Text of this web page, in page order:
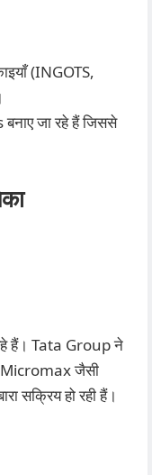
(INGOTS,
बनाए जा रहे हैं जिससे
हैं। Tata Group ने
Micromax जैसी
सक्रिय हो रही हैं।